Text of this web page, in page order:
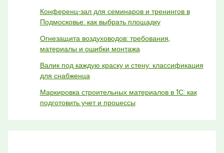
Конференц-зал для семинаров и тренингов в
Подмосковье: как выбрать площадку
Огнезащита воздуховодов: требования,
материалы и ошибки монтажа
Валик под каждую краску и стену: классификация
для снабженца
Маркировка строительных материалов в 1С: как
подготовить учет и процессы